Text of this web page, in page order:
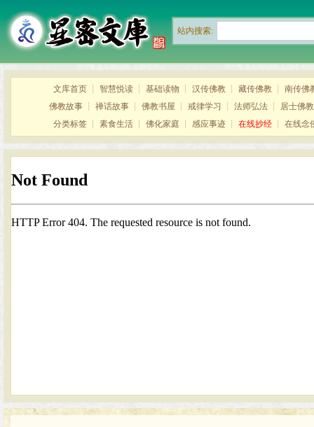
站内搜索:
文库首页 ┊ 智慧悦读 ┊ 基础读物 ┊ 汉传佛教 ┊ 藏传佛教 ┊ 南传佛
佛教故事 ┊ 禅话故事 ┊ 佛教书屋 ┊ 戒律学习 ┊ 法师弘法 ┊ 居士佛教
分类标签 ┊ 素食生活 ┊ 佛化家庭 ┊ 感应事迹 ┊ 在线抄经 ┊ 在线念